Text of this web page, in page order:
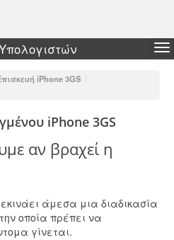
iPhone 3GS /
iPhone 3GS
αν βραχεί η
άμεσα μια διαδικασία
οποία πρέπει να
γίνεται.